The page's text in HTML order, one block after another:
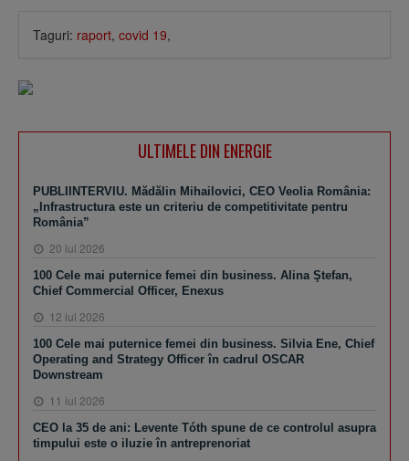
Taguri: raport, covid 19,
ULTIMELE DIN ENERGIE
PUBLIINTERVIU. Mădălin Mihailovici, CEO Veolia România:
„Infrastructura este un criteriu de competitivitate pentru
România”
20 iul 2026
100 Cele mai puternice femei din business. Alina Ştefan,
Chief Commercial Officer, Enexus
12 iul 2026
100 Cele mai puternice femei din business. Silvia Ene, Chief
Operating and Strategy Officer în cadrul OSCAR
Downstream
11 iul 2026
CEO la 35 de ani: Levente Tóth spune de ce controlul asupra
timpului este o iluzie în antreprenoriat